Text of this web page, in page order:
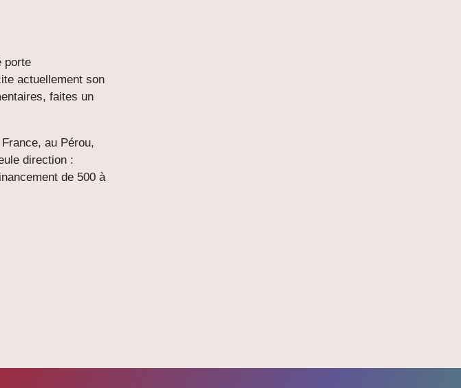
porte
actuellement son
faites un
au Pérou,
direction :
de 500 à